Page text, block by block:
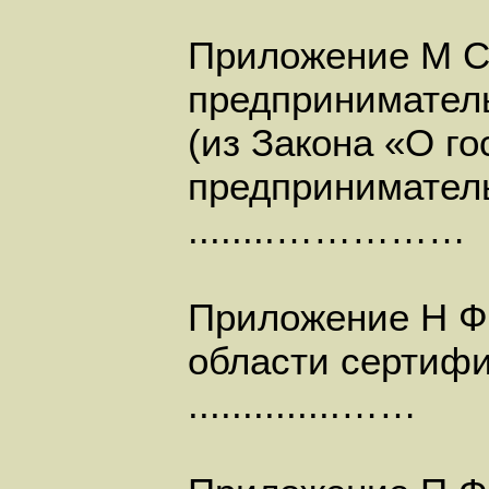
Приложение М
(из Закона «О
........……………
Приложение Н
области
..............……